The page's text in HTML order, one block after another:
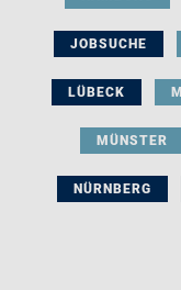
JOBSUCHE
LÜBECK
MÜNSTER
NÜRNBERG